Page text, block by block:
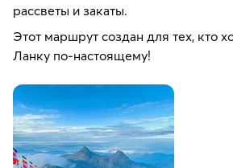
рассветы и закаты.
Этот маршрут создан для тех, кто
Ланку по-настоящему!